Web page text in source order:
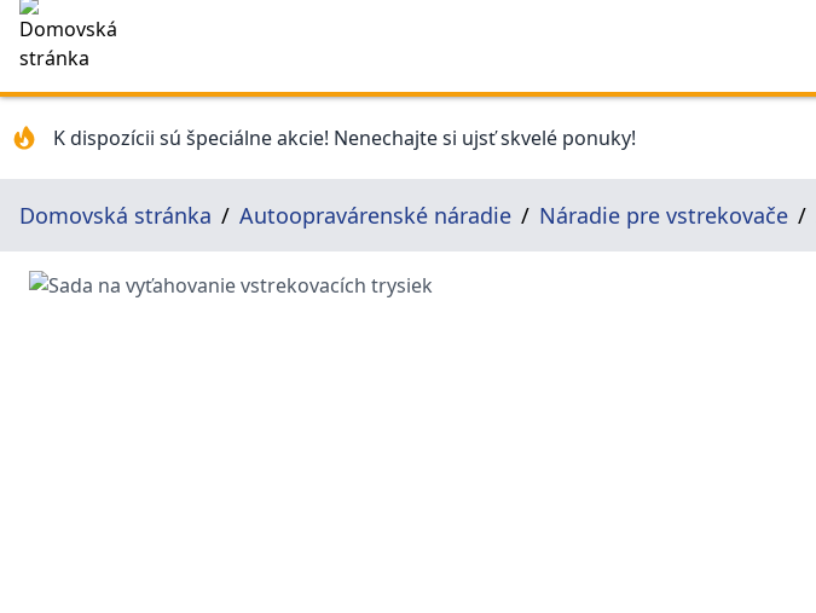
K dispozícii sú špeciálne akcie! Nenechajte si ujsť skvelé ponuky!
Domovská stránka Autoopravárenské náradie Náradie pre vstrekovače